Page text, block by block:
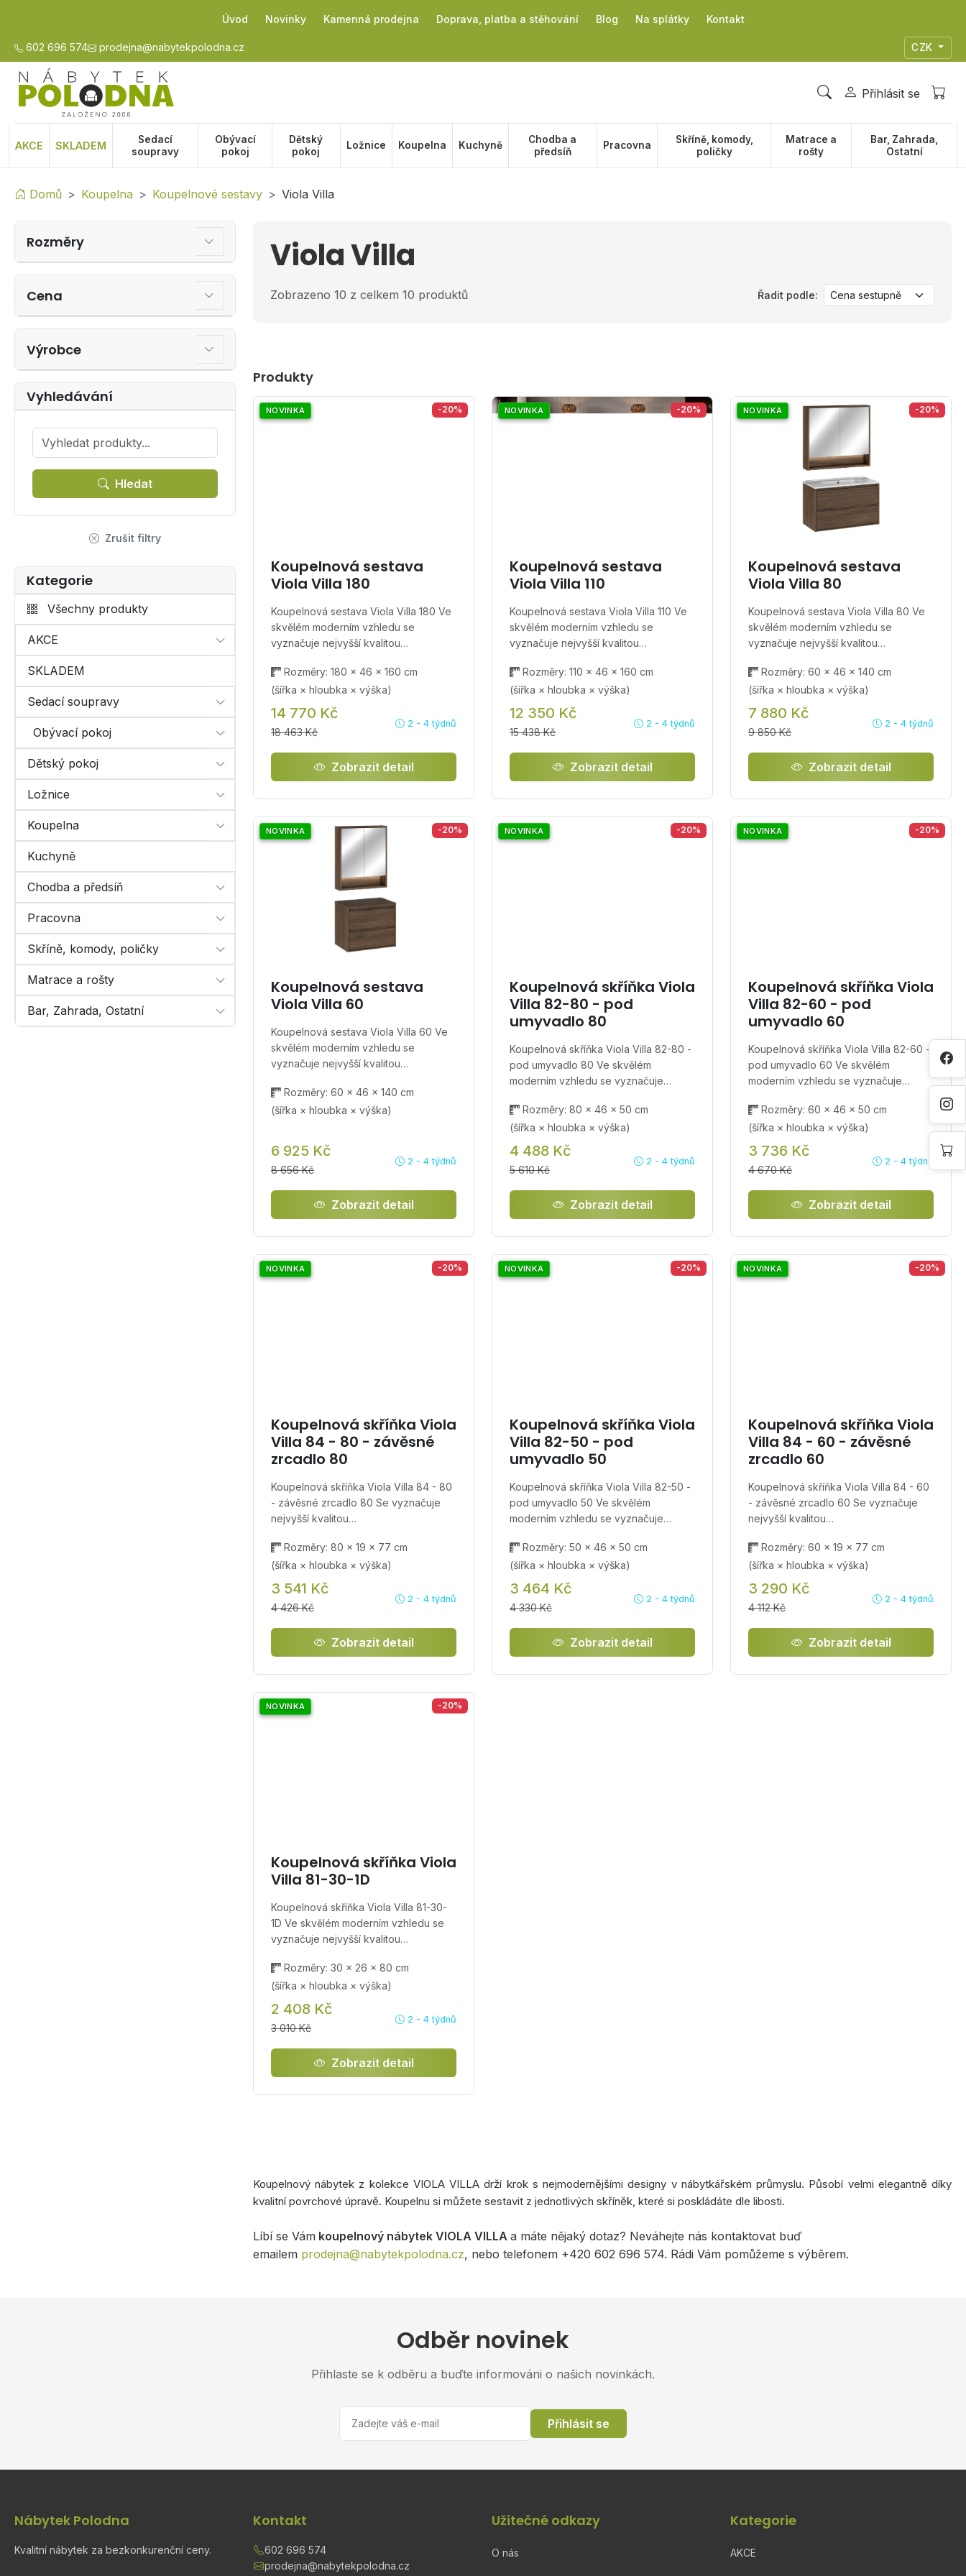
Úvod Novinky Kamenná prodejna Doprava, platba a stěhování Blog Na splátky Kontakt
602 696 574 prodejna@nabytekpolodna.cz CZK
Přihlásit se
AKCE SKLADEM
Sedací
soupravy
Obývací
pokoj
Dětský
pokoj
Ložnice Koupelna Kuchyně
Chodba a
předsíň
Pracovna
Skříně, komody,
poličky
Matrace a
rošty
Bar, Zahrada,
Ostatní
Domů Koupelna Koupelnové sestavy Viola Villa
Rozměry
Cena
Výrobce
Vyhledávání
Hledat
Zrušit filtry
Kategorie
Všechny produkty
AKCE
SKLADEM
Sedací soupravy
Obývací pokoj
Dětský pokoj
Ložnice
Koupelna
Kuchyně
Chodba a předsíň
Pracovna
Skříně, komody, poličky
Matrace a rošty
Bar, Zahrada, Ostatní
Viola Villa
Řadit podle:
Zobrazeno 10 z celkem 10 produktů
Produkty
NOVINKA -20%
Koupelnová sestava
Viola Villa 180
Koupelnová sestava Viola Villa 180 Ve
skvělém moderním vzhledu se
vyznačuje nejvyšší kvalitou…
Rozměry: 180 × 46 × 160 cm
(šířka × hloubka × výška)
14 770 Kč
18 463 Kč
2 - 4 týdnů
Zobrazit detail
NOVINKA -20%
Koupelnová sestava
Viola Villa 110
Koupelnová sestava Viola Villa 110 Ve
skvělém moderním vzhledu se
vyznačuje nejvyšší kvalitou…
Rozměry: 110 × 46 × 160 cm
(šířka × hloubka × výška)
12 350 Kč
15 438 Kč
2 - 4 týdnů
Zobrazit detail
NOVINKA -20%
Koupelnová sestava
Viola Villa 80
Koupelnová sestava Viola Villa 80 Ve
skvělém moderním vzhledu se
vyznačuje nejvyšší kvalitou…
Rozměry: 60 × 46 × 140 cm
(šířka × hloubka × výška)
7 880 Kč
9 850 Kč
2 - 4 týdnů
Zobrazit detail
NOVINKA -20%
Koupelnová sestava
Viola Villa 60
Koupelnová sestava Viola Villa 60 Ve
skvělém moderním vzhledu se
vyznačuje nejvyšší kvalitou…
Rozměry: 60 × 46 × 140 cm
(šířka × hloubka × výška)
6 925 Kč
8 656 Kč
2 - 4 týdnů
Zobrazit detail
NOVINKA -20%
Koupelnová skříňka Viola
Villa 82-80 - pod
umyvadlo 80
Koupelnová skříňka Viola Villa 82-80 -
pod umyvadlo 80 Ve skvělém
moderním vzhledu se vyznačuje…
Rozměry: 80 × 46 × 50 cm
(šířka × hloubka × výška)
4 488 Kč
5 610 Kč
2 - 4 týdnů
Zobrazit detail
NOVINKA -20%
Koupelnová skříňka Viola
Villa 82-60 - pod
umyvadlo 60
Koupelnová skříňka Viola Villa 82-60 -
pod umyvadlo 60 Ve skvělém
moderním vzhledu se vyznačuje…
Rozměry: 60 × 46 × 50 cm
(šířka × hloubka × výška)
3 736 Kč
4 670 Kč
2 - 4 týdnů
Zobrazit detail
NOVINKA -20%
Koupelnová skříňka Viola
Villa 84 - 80 - závěsné
zrcadlo 80
Koupelnová skříňka Viola Villa 84 - 80
- závěsné zrcadlo 80 Se vyznačuje
nejvyšší kvalitou…
Rozměry: 80 × 19 × 77 cm
(šířka × hloubka × výška)
3 541 Kč
4 426 Kč
2 - 4 týdnů
Zobrazit detail
NOVINKA -20%
Koupelnová skříňka Viola
Villa 82-50 - pod
umyvadlo 50
Koupelnová skříňka Viola Villa 82-50 -
pod umyvadlo 50 Ve skvělém
moderním vzhledu se vyznačuje…
Rozměry: 50 × 46 × 50 cm
(šířka × hloubka × výška)
3 464 Kč
4 330 Kč
2 - 4 týdnů
Zobrazit detail
NOVINKA -20%
Koupelnová skříňka Viola
Villa 84 - 60 - závěsné
zrcadlo 60
Koupelnová skříňka Viola Villa 84 - 60
- závěsné zrcadlo 60 Se vyznačuje
nejvyšší kvalitou…
Rozměry: 60 × 19 × 77 cm
(šířka × hloubka × výška)
3 290 Kč
4 112 Kč
2 - 4 týdnů
Zobrazit detail
NOVINKA -20%
Koupelnová skříňka Viola
Villa 81-30-1D
Koupelnová skříňka Viola Villa 81-30-
1D Ve skvělém moderním vzhledu se
vyznačuje nejvyšší kvalitou…
Rozměry: 30 × 26 × 80 cm
(šířka × hloubka × výška)
2 408 Kč
3 010 Kč
2 - 4 týdnů
Zobrazit detail
Koupelnový nábytek z kolekce VIOLA VILLA drží krok s nejmodernějšími designy v nábytkářském průmyslu. Působí velmi elegantně díky
kvalitní povrchové úpravě. Koupelnu si můžete sestavit z jednotlivých skříněk, které si poskládáte dle libosti.
Líbí se Vám koupelnový nábytek VIOLA VILLA a máte nějaký dotaz? Neváhejte nás kontaktovat buď
emailem prodejna@nabytekpolodna.cz, nebo telefonem +420 602 696 574. Rádi Vám pomůžeme s výběrem.
Odběr novinek
Přihlaste se k odběru a buďte informováni o našich novinkách.
Přihlásit se
Nábytek Polodna
Kvalitní nábytek za bezkonkurenční ceny.
Kontakt
602 696 574
prodejna@nabytekpolodna.cz
Užitečné odkazy
O nás
Kategorie
AKCE